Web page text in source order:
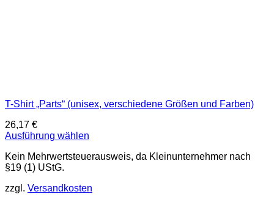
T-Shirt „Parts“ (unisex, verschiedene Größen und Farben)
26,17 €
Ausführung wählen
Produkt
weist
Varianten
Kein Mehrwertsteuerausweis, da Kleinunternehmer nach
§19 (1) UStG.
zzgl. Versandkosten